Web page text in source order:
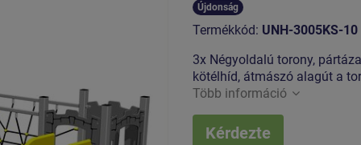
Újdonság
Termékkód: UNH-3005KS-10
3x Négyoldalú torony,
kötélhíd, átmászó alagút a
Több információ
Kérdezte